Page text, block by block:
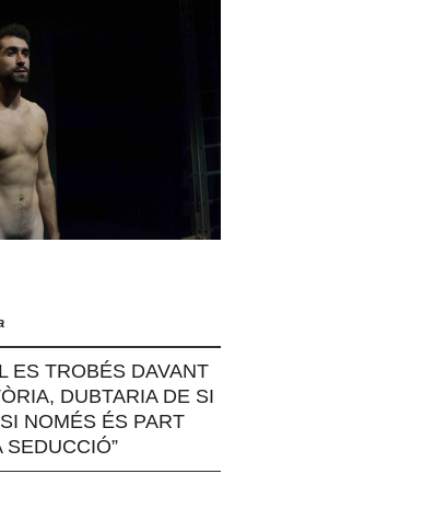
ES TROBÉS DAVANT
DUBTARIA DE SI
NOMÉS ÉS PART
SEDUCCIÓ”